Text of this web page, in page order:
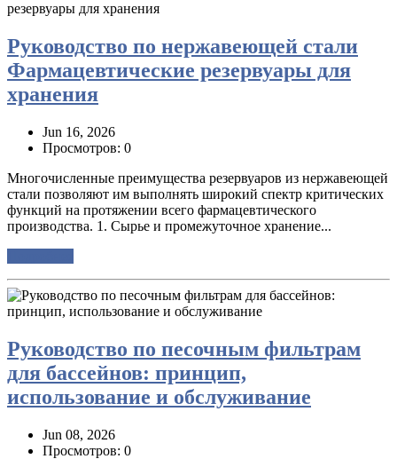
Руководство по нержавеющей стали
Фармацевтические резервуары для
хранения
Jun 16, 2026
Просмотров: 0
Многочисленные преимущества резервуаров из нержавеющей
стали позволяют им выполнять широкий спектр критических
функций на протяжении всего фармацевтического
производства. 1. Сырье и промежуточное хранение...
Руководство по песочным фильтрам
для бассейнов: принцип,
использование и обслуживание
Jun 08, 2026
Просмотров: 0